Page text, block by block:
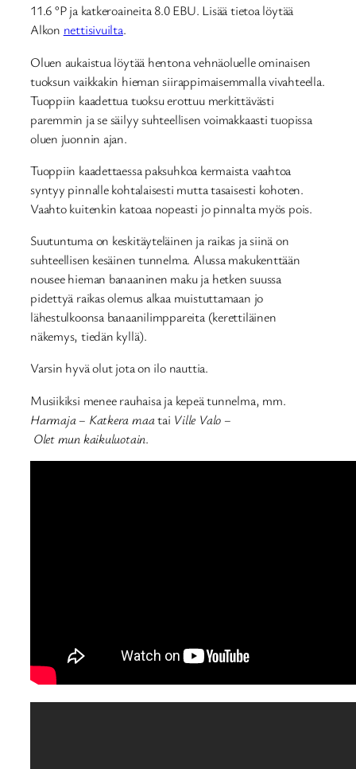
11.6 °P ja katkeroaineita 8.0 EBU. Lisää tietoa löytää
Alkon nettisivuilta.
Oluen aukaistua löytää hentona vehnäoluelle ominaisen
tuoksun vaikkakin hieman siirappimaisemmalla vivahteella.
Tuoppiin kaadettua tuoksu erottuu merkittävästi
paremmin ja se säilyy suhteellisen voimakkaasti tuopissa
oluen juonnin ajan.
Tuoppiin kaadettaessa paksuhkoa kermaista vaahtoa
syntyy pinnalle kohtalaisesti mutta tasaisesti kohoten.
Vaahto kuitenkin katoaa nopeasti jo pinnalta myös pois.
Suutuntuma on keskitäyteläinen ja raikas ja siinä on
suhteellisen kesäinen tunnelma. Alussa makukenttään
nousee hieman banaaninen maku ja hetken suussa
pidettyä raikas olemus alkaa muistuttamaan jo
lähestulkoonsa banaanilimppareita (kerettiläinen
näkemys, tiedän kyllä).
Varsin hyvä olut jota on ilo nauttia.
Musiikiksi menee rauhaisa ja kepeä tunnelma, mm.
Harmaja – Katkera maatai Ville Valo –
Olet mun kaikuluotain.